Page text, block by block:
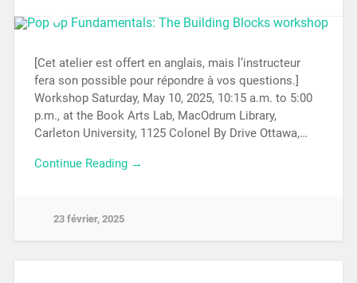
[Cet atelier est offert en anglais, mais l’instructeur
fera son possible pour répondre à vos questions.]
Workshop Saturday, May 10, 2025, 10:15 a.m. to 5:00
p.m., at the Book Arts Lab, MacOdrum Library,
Carleton University, 1125 Colonel By Drive Ottawa,…
Continue Reading →
23 février, 2025